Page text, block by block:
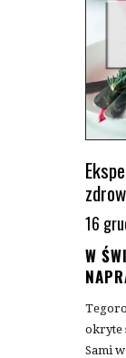
16
W
okryte
Sami